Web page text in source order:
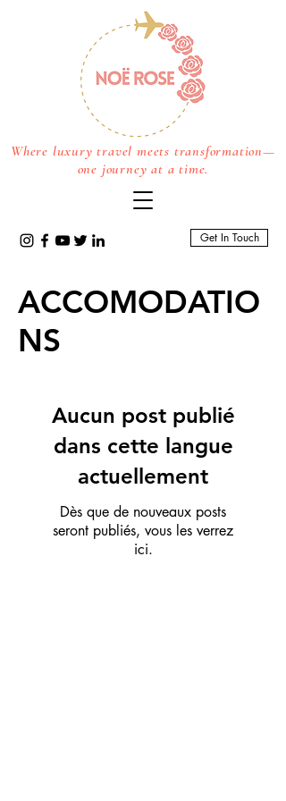
Where luxury travel meets transformation—
one journey at a time.
Get In Touch
ACCOMODATIO
NS
Aucun post publié
dans cette langue
actuellement
Dès que de nouveaux posts
seront publiés, vous les verrez
ici.